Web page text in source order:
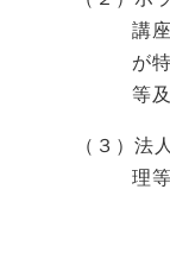
講
が
等
（３）
理